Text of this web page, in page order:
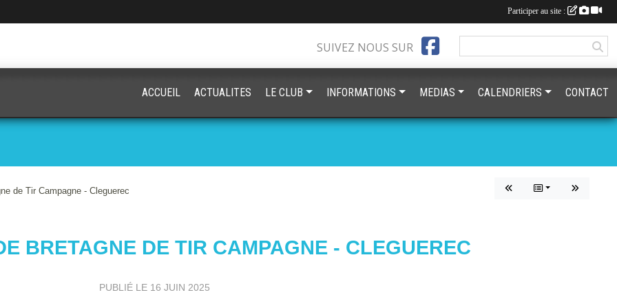
de Tir Campagne - Cleguerec
BRETAGNE DE TIR CAMPAGNE - CLEGUEREC
PUBLIÉ LE 16 JUIN 2025
SUIVEZ NOUS SUR
ACCUEIL ACTUALITES LE CLUB INFORMATIONS MEDIAS CALENDRIERS CONTACT
Participer au site :